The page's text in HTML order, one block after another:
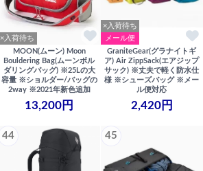
×入荷待ち
MOON(ムーン) Moon
Bouldering Bag(ムーンボル
ダリングバッグ) ※25Lの大
容量 ※ショルダー/バッグの
2way ※2021年新色追加
13,200円
×入荷待ち
メール便
GraniteGear(グラナイトギ
ア) Air ZippSack(エアジップ
サック) ※丈夫で軽く防水仕
様 ※シューズバッグ ※メー
ル便対応
2,420円
44 45